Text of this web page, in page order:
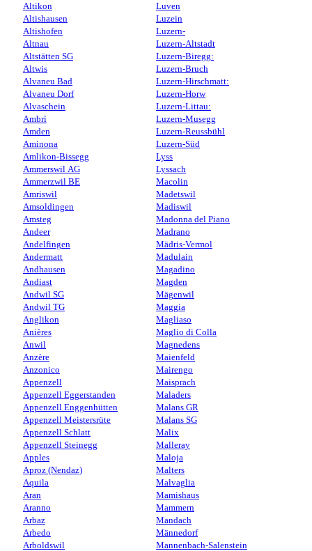
Altikon
Altishausen
Altishofen
Altnau
Altstätten SG
Altwis
Alvaneu Bad
Alvaneu Dorf
Alvaschein
Ambrì
Amden
Aminona
Amlikon-Bissegg
Ammerswil AG
Ammerzwil BE
Amriswil
Amsoldingen
Amsteg
Andeer
Andelfingen
Andermatt
Andhausen
Andiast
Andwil SG
Andwil TG
Anglikon
Anières
Anwil
Anzère
Anzonico
Appenzell
Appenzell Eggerstanden
Appenzell Enggenhütten
Appenzell Meistersrüte
Appenzell Schlatt
Appenzell Steinegg
Apples
Aproz (Nendaz)
Aquila
Aran
Aranno
Arbaz
Arbedo
Arboldswil
Luven
Luzein
Luzern-
Luzern-Altstadt
Luzern-Biregg:
Luzern-Bruch
Luzern-Hirschmatt:
Luzern-Horw
Luzern-Littau:
Luzern-Musegg
Luzern-Reussbühl
Luzern-Süd
Lyss
Lyssach
Macolin
Madetswil
Madiswil
Madonna del Piano
Madrano
Mädris-Vermol
Madulain
Magadino
Magden
Mägenwil
Maggia
Magliaso
Maglio di Colla
Magnedens
Maienfeld
Mairengo
Maisprach
Maladers
Malans GR
Malans SG
Malix
Malleray
Maloja
Malters
Malvaglia
Mamishaus
Mammern
Mandach
Männedorf
Mannenbach-Salenstein